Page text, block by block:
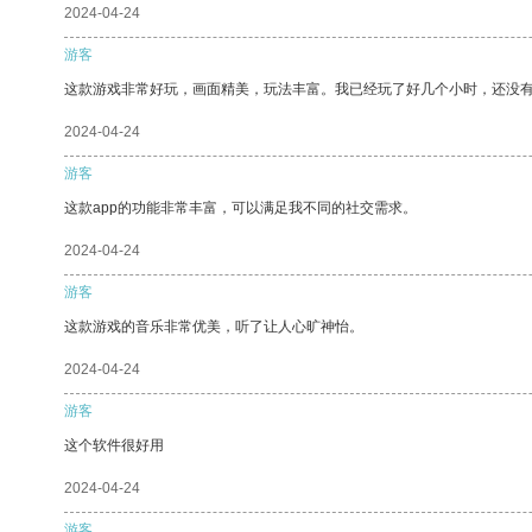
2024-04-24
游客
这款游戏非常好玩，画面精美，玩法丰富。我已经玩了好几个小时，还没
2024-04-24
游客
这款app的功能非常丰富，可以满足我不同的社交需求。
2024-04-24
游客
这款游戏的音乐非常优美，听了让人心旷神怡。
2024-04-24
游客
这个软件很好用
2024-04-24